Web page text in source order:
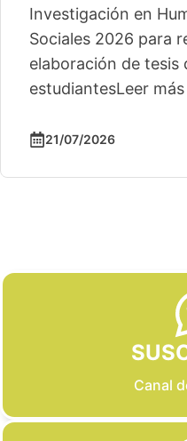
Investigación en
Sociales 2026 para
elaboración de
estudiantesLeer más
21/07/2026
Canal